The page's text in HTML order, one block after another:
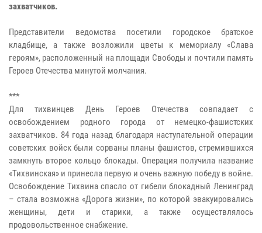
захватчиков.
Представители ведомства посетили городское братское
кладбище, а также возложили цветы к мемориалу «Слава
героям», расположенный на площади Свободы и почтили память
Героев Отечества минутой молчания.
***
Для тихвинцев День Героев Отечества совпадает с
освобождением родного города от немецко-фашистских
захватчиков. 84 года назад благодаря наступательной операции
советских войск были сорваны планы фашистов, стремившихся
замкнуть второе кольцо блокады. Операция получила название
«Тихвинская» и принесла первую и очень важную победу в войне.
Освобождение Тихвина спасло от гибели блокадный Ленинград
– стала возможна «Дорога жизни», по которой эвакуировались
женщины, дети и старики, а также осуществлялось
продовольственное снабжение.